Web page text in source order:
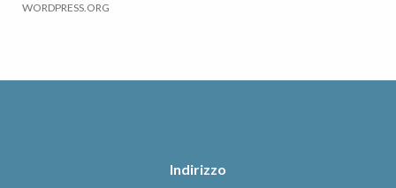
WORDPRESS.ORG
Indirizzo